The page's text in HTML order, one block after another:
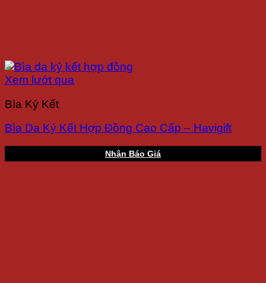
Xem lướt qua
Bìa Ký Kết
Bìa Da Ký Kết Hợp Đồng Cao Cấp – Havigift
Nhận Báo Giá